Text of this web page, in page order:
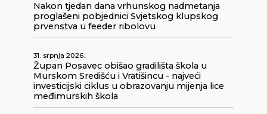
Nakon tjedan dana vrhunskog nadmetanja
proglašeni pobjednici Svjetskog klupskog
prvenstva u feeder ribolovu
31. srpnja 2026.
Župan Posavec obišao gradilišta škola u
Murskom Središću i Vratišincu - najveći
investicijski ciklus u obrazovanju mijenja lice
međimurskih škola